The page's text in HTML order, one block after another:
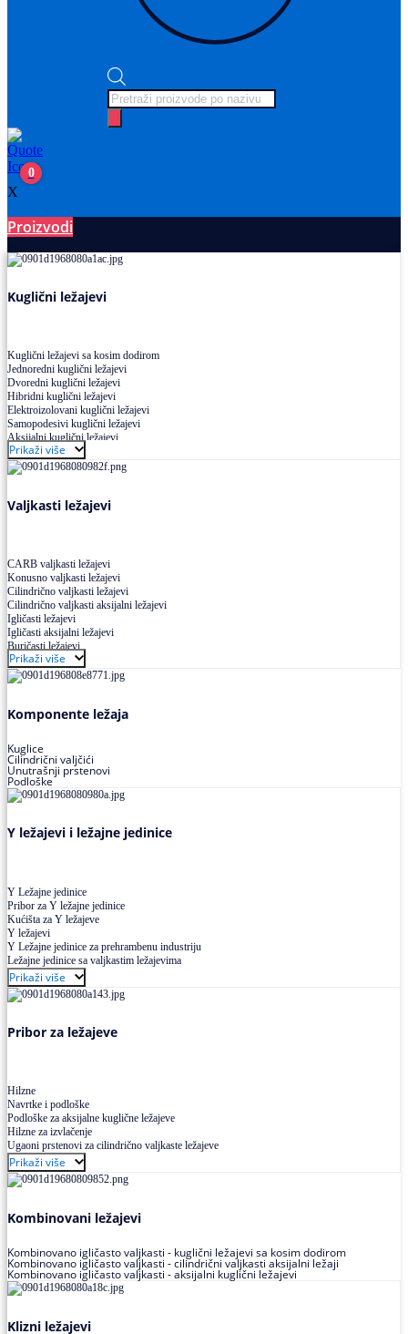
Products
search
0
X
Proizvodi
Kuglični ležajevi
Kuglični ležajevi sa kosim dodirom
Jednoredni kuglični ležajevi
Dvoredni kuglični ležajevi
Hibridni kuglični ležajevi
Elektroizolovani kuglični ležajevi
Samopodesivi kuglični ležajevi
Aksijalni kuglični ležajevi
Kuglični ležajevi od nerđajućeg čelika
Prikaži više
Valjkasti ležajevi
CARB valjkasti ležajevi
Konusno valjkasti ležajevi
Cilindrično valjkasti ležajevi
Cilindrično valjkasti aksijalni ležajevi
Igličasti ležajevi
Igličasti aksijalni ležajevi
Buričasti ležajevi
Buričasti zaptiveni ležajevi
Buričasti aksijalni ležajevi
Prikaži više
Komponente ležaja
Kuglice
Cilindrični valjčići
Unutrašnji prstenovi
Podloške
Y ležajevi i ležajne jedinice
Y Ležajne jedinice
Pribor za Y ležajne jedinice
Kućišta za Y ležajeve
Y ležajevi
Y Ležajne jedinice za prehrambenu industriju
Ležajne jedinice sa valjkastim ležajevima
Prikaži više
Pribor za ležajeve
Hilzne
Navrtke i podloške
Podloške za aksijalne kuglične ležajeve
Hilzne za izvlačenje
Ugaoni prstenovi za cilindrično valjkaste ležajeve
Prikaži više
Kombinovani ležajevi
Kombinovano igličasto valjkasti - kuglični ležajevi sa kosim dodirom
Kombinovano igličasto valjkasti - cilindrični valjkasti aksijalni ležaji
Kombinovano igličasto valjkasti - aksijalni kuglični ležajevi
Klizni ležajevi